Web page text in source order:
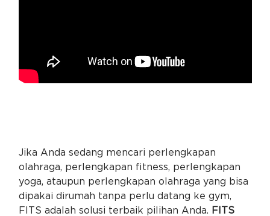
Jika Anda sedang mencari perlengkapan
olahraga, perlengkapan fitness, perlengkapan
yoga, ataupun perlengkapan olahraga yang bisa
dipakai dirumah tanpa perlu datang ke gym,
FITS adalah solusi terbaik pilihan Anda. FITS